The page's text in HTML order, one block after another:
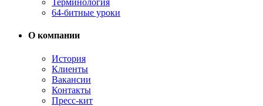
Терминология
64-битные уроки
О компании
История
Клиенты
Вакансии
Контакты
Пресс-кит